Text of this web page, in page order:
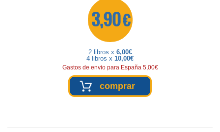
3,90 €
2 libros x 6,00€
4 libros x 10,00€
Gastos de envio para España 5,00€
comprar